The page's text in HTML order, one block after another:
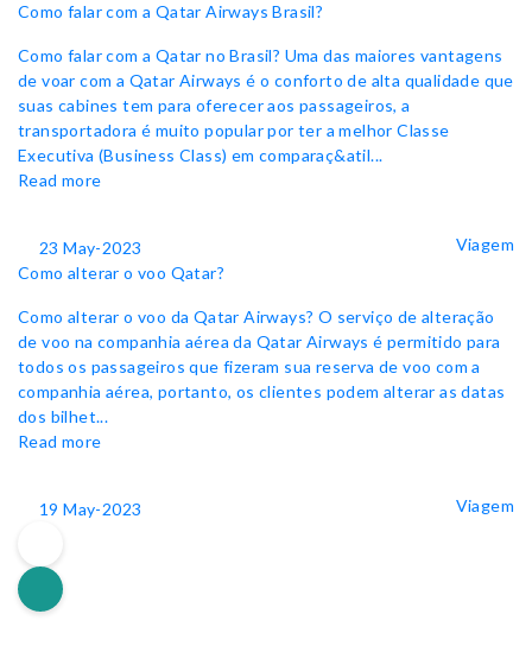
Como falar com a Qatar Airways Brasil?
Como falar com a Qatar no Brasil? Uma das maiores vantagens
de voar com a Qatar Airways é o conforto de alta qualidade que
suas cabines tem para oferecer aos passageiros, a
transportadora é muito popular por ter a melhor Classe
Executiva (Business Class) em comparaç&atil...
Read more
23 May-2023
Viagem
Como alterar o voo Qatar?
Como alterar o voo da Qatar Airways? O serviço de alteração
de voo na companhia aérea da Qatar Airways é permitido para
todos os passageiros que fizeram sua reserva de voo com a
companhia aérea, portanto, os clientes podem alterar as datas
dos bilhet...
Read more
19 May-2023 Viagem